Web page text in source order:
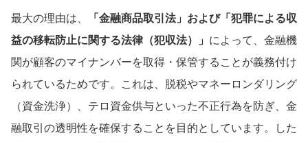
最大の理由は、
「金融商品取引法」および「犯罪による収
益の移転防止に関する法律（犯収法）」 によって、金融機
関が顧客のマイナンバーを取得・保管することが義務付け
られているためです。これは、脱税やマネーロンダリング
（資金洗浄）、テロ資金供与といった不正行為を防ぎ、金
融取引の透明性を確保することを目的としています。した